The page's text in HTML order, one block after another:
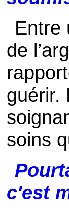
Entre
de
guérir.
soins
c'est